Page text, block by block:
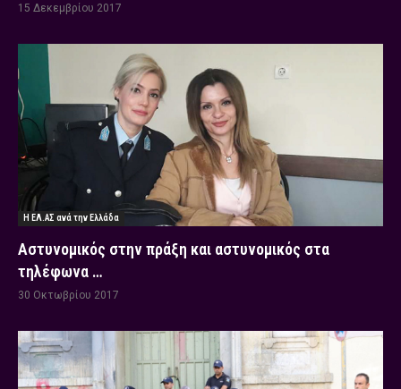
15 Δεκεμβρίου 2017
Η ΕΛ.ΑΣ ανά την Ελλάδα
Αστυνομικός στην πράξη και αστυνομικός στα
τηλέφωνα …
30 Οκτωβρίου 2017